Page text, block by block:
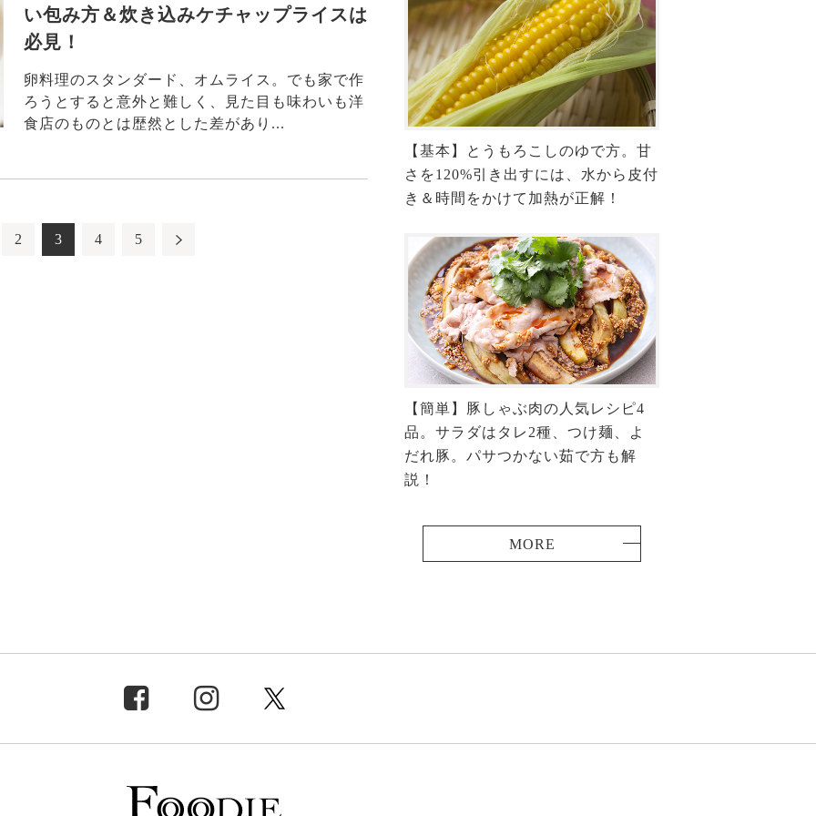
い包み方＆炊き込みケチャップライスは
必見！
卵料理のスタンダード、オムライス。でも家で作
ろうとすると意外と難しく、見た目も味わいも洋
食店のものとは歴然とした差があり...
2 3 4 5
【基本】とうもろこしのゆで方。甘
さを120%引き出すには、水から皮付
き＆時間をかけて加熱が正解！
【簡単】豚しゃぶ肉の人気レシピ4
品。サラダはタレ2種、つけ麺、よ
だれ豚。パサつかない茹で方も解
説！
MORE